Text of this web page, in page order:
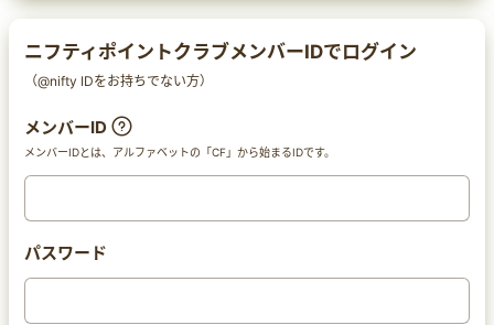
ニフティポイントクラブメンバーIDでログイン
（@nifty IDをお持ちでない方）
メンバーID
メンバーIDとは、アルファベットの「CF」から始まるIDです。
パスワード